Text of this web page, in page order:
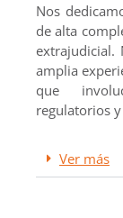
Nos
de alta
extrajudicial.
amplia
que
regulatorios
Ver más